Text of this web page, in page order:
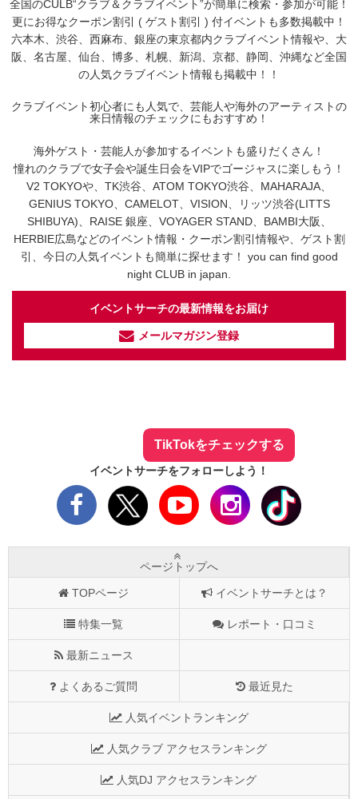
全国のCULB“クラブ＆クラブイベント”が簡単に検索・参加が可能！
更にお得なクーポン割引 ( ゲスト割引 ) 付イベントも多数掲載中！
六本木、渋谷、西麻布、銀座の東京都内クラブイベント情報や、大
阪、名古屋、仙台、博多、札幌、新潟、京都、静岡、沖縄など全国
の人気クラブイベント情報も掲載中！！
クラブイベント初心者にも人気で、芸能人や海外のアーティストの
来日情報のチェックにもおすすめ！
海外ゲスト・芸能人が参加するイベントも盛りだくさん！
憧れのクラブで女子会や誕生日会をVIPでゴージャスに楽しもう！
V2 TOKYOや、TK渋谷、ATOM TOKYO渋谷、MAHARAJA、
GENIUS TOKYO、CAMELOT、VISION、リッツ渋谷(LITTS
SHIBUYA)、RAISE 銀座、VOYAGER STAND、BAMBI大阪、
HERBIE広島などのイベント情報・クーポン割引情報や、ゲスト割
引、今日の人気イベントも簡単に探せます！ you can find good
night CLUB in japan.
イベントサーチの最新情報をお届け
メールマガジン登録
TikTokをチェックする
イベントサーチをフォローしよう！
ページトップへ
TOPページ イベントサーチとは？
特集一覧 レポート・口コミ
最新ニュース
よくあるご質問 最近見た
人気イベントランキング
人気クラブ アクセスランキング
人気DJ アクセスランキング